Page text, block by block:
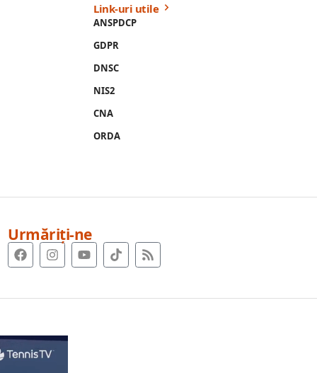
Link-uri utile
ANSPDCP
GDPR
DNSC
NIS2
CNA
ORDA
Urmăriți-ne